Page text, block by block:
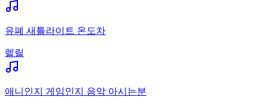
유폐 새틀라이트 온도차
렡릴
애니인지 게임인지 음악 아시는분